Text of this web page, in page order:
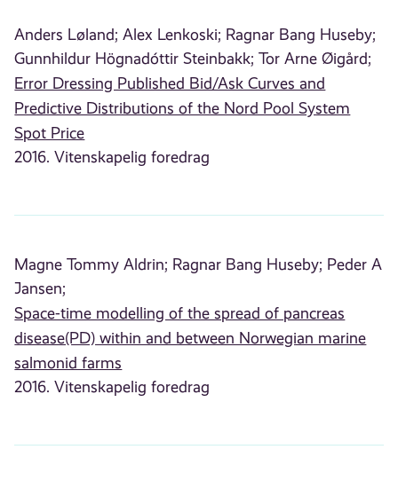
Anders Løland; Alex Lenkoski; Ragnar Bang Huseby;
Gunnhildur Högnadóttir Steinbakk; Tor Arne Øigård;
Error Dressing Published Bid/Ask Curves and
Predictive Distributions of the Nord Pool System
Spot Price
2016. Vitenskapelig foredrag
Magne Tommy Aldrin; Ragnar Bang Huseby; Peder A
Jansen;
Space-time modelling of the spread of pancreas
disease(PD) within and between Norwegian marine
salmonid farms
2016. Vitenskapelig foredrag